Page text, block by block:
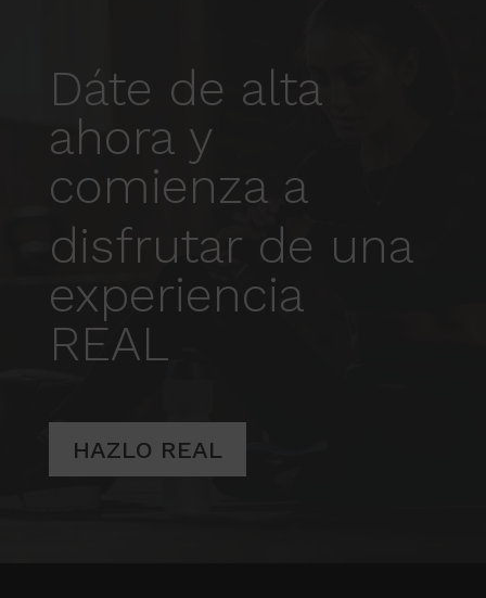
Dáte de alta
ahora y
comienza a
disfrutar de una
experiencia
REAL
HAZLO REAL